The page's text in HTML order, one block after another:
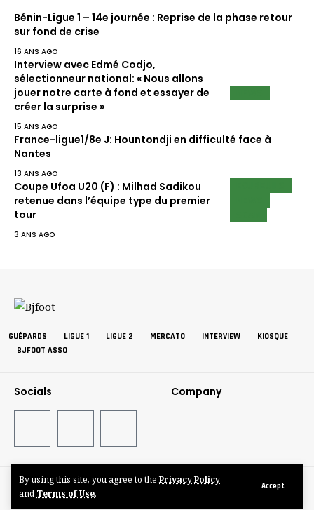
By using this site, you agree to the Privacy Policy
and Terms of Use.
Accept
Bénin-Ligue 1 – 14e journée : Reprise de la phase retour
sur fond de crise
16 ANS AGO
Interview avec Edmé Codjo,
sélectionneur national: « Nous allons
jouer notre carte à fond et essayer de
créer la surprise »
15 ANS AGO
France-ligue1/8e J: Hountondji en difficulté face à
Nantes
13 ANS AGO
Coupe Ufoa U20 (F) : Milhad Sadikou
retenue dans l’équipe type du premier
tour
3 ANS AGO
GUÉPARDS LIGUE 1 LIGUE 2 MERCATO INTERVIEW
KIOSQUE
BJFOOT ASSO
Socials Company
©BJFOOT2025